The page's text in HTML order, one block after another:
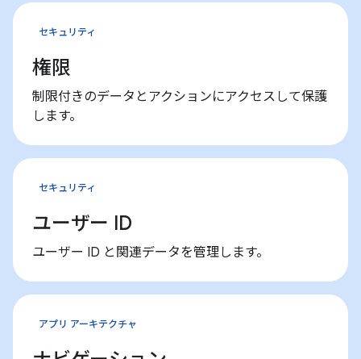
セキュリティ
権限
制限付きのデータとアクションにアクセスして保護
します。
セキュリティ
ユーザー ID
ユーザー ID と関連データを管理します。
アプリ アーキテクチャ